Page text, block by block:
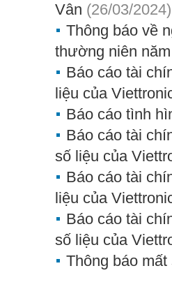
Vân (26/03/2024)
Thông báo về
thường niên
Báo cáo tài
liệu của
Báo cáo tình
Báo cáo tài
số liệu của
Báo cáo tài
liệu của
Báo cáo tài
số liệu của
Thông báo